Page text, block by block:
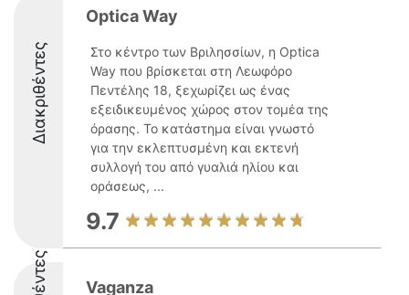
Διακριθέντες
Optica Way
Στο κέντρο των Βριλησσίων, η Optica
Way που βρίσκεται στη Λεωφόρο
Πεντέλης 18, ξεχωρίζει ως ένας
εξειδικευμένος χώρος στον τομέα της
όρασης. Το κατάστημα είναι γνωστό
για την εκλεπτυσμένη και εκτενή
συλλογή του από γυαλιά ηλίου και
οράσεως, ...
9.7
Vaganza